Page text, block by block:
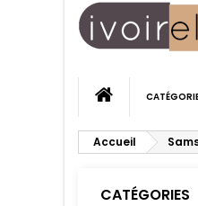
Accueil
CATÉGORIES